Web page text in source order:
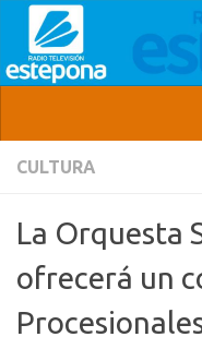
CULTURA
La Orquesta
ofrecerá un